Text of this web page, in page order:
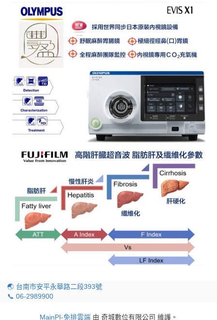
🌏 台南市安平永華路二段393號
📞 06-2989900
MainPI-免排雲端由 奇城數位有限公司 維護。